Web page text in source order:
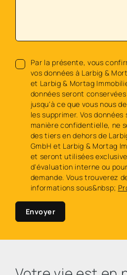
Par la présente, vous
vos données à Larbig &
et Larbig & Mortag
données seront
jusqu'à ce que vous nous
les supprimer. Vos
manière confidentielle, ne
des tiers en dehors de
GmbH et Larbig & Mortag
et seront utilisées
d'évaluation interne ou
demande. Vous trouverez
informations sous&nbsp;
Envoyer